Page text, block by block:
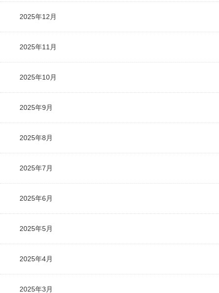
2025年12月
2025年11月
2025年10月
2025年9月
2025年8月
2025年7月
2025年6月
2025年5月
2025年4月
2025年3月